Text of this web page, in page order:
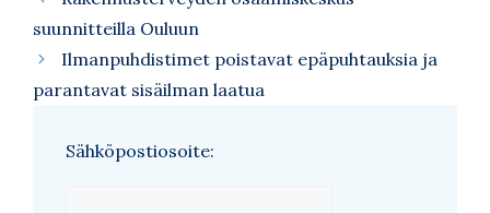
suunnitteilla Ouluun
Ilmanpuhdistimet poistavat epäpuhtauksia ja
parantavat sisäilman laatua
Sähköpostiosoite: